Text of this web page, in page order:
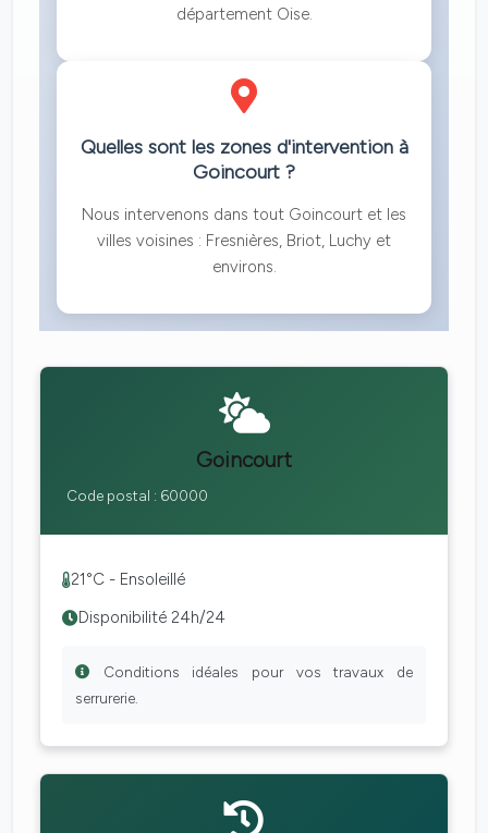
département Oise.
Quelles sont les zones d'intervention à
Goincourt ?
Nous intervenons dans tout Goincourt et les
villes voisines : Fresnières, Briot, Luchy et
environs.
Goincourt
Code postal : 60000
21°C - Ensoleillé
Disponibilité 24h/24
Conditions idéales pour vos travaux de
serrurerie.